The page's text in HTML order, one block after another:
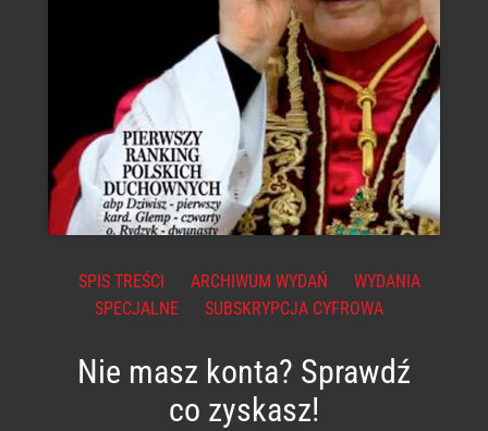
SPIS TREŚCI ARCHIWUM WYDAŃ
WYDANIA
SPECJALNE
SUBSKRYPCJA CYFROWA
Nie masz konta? Sprawdź
co zyskasz!